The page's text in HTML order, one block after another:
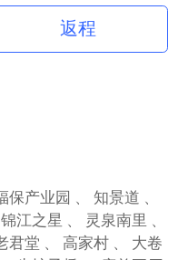
返程